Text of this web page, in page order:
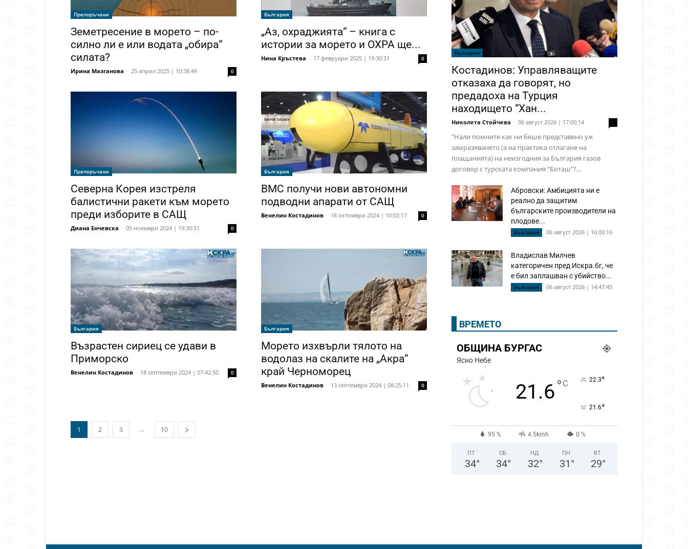
Препоръчани
Земетресение в морето – по-
силно ли е или водата „обира“
силата?
Ирина Мазганова - 25 април 2025 | 10:38:49 0
България
„Аз, охраджията“ – книга с
истории за морето и ОХРА ще...
Нина Кръстева - 17 февруари 2025 | 19:30:31 0
Препоръчани
Северна Корея изстреля
балистични ракети към морето
преди изборите в САЩ
Диана Енчевска - 05 ноември 2024 | 19:30:51 0
България
ВМС получи нови автономни
подводни апарати от САЩ
Венелин Костадинов - 18 октомври 2024 | 10:02:17 0
България
Възрастен сириец се удави в
Приморско
Венелин Костадинов - 18 септември 2024 | 07:42:50 0
България
Морето изхвърли тялото на
водолаз на скалите на „Акра“
край Черноморец
Венелин Костадинов - 13 септември 2024 | 08:25:11 0
1 2 3 ... 10
България
Костадинов: Управляващите
отказаха да говорят, но
предадоха на Турция
находището “Хан...
Николета Стойчева - 06 август 2026 | 17:00:14
“Нали помните как ни беше представено уж
замразяването (а на практика отлагане на
плащанията) на неизгодния за България газов
договор с турската компания “Боташ”?...
Абровски: Амбицията ни е
реално да защитим
българските производители на
плодове...
България 06 август 2026 | 16:00:16
Владислав Милчев
категоричен пред Искра.бг, че
е бил заплашван с убийство...
България 06 август 2026 | 14:47:45
ВРЕМЕТО
ОБЩИНА БУРГАС
Ясно Небе
21.6°C 22.3°
21.6°
95 % 4.5kmh 0 %
ПТ
34°
СБ
34°
НД
32°
ПН
31 °
ВТ
29°